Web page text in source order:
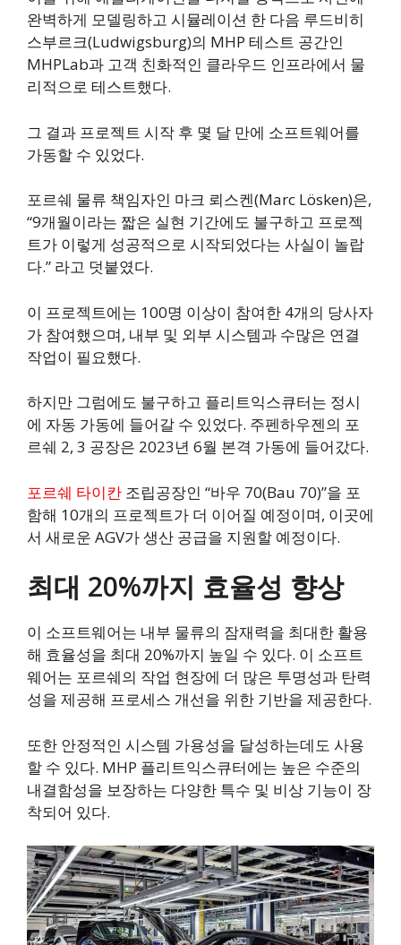
완벽하게 모델링하고 시뮬레이션 한 다음 루드비히
스부르크(Ludwigsburg)의 MHP 테스트 공간인
MHPLab과 고객 친화적인 클라우드 인프라에서 물
리적으로 테스트했다.
그 결과 프로젝트 시작 후 몇 달 만에 소프트웨어를
가동할 수 있었다.
포르쉐 물류 책임자인 마크 뢰스켄(Marc Lösken)은,
“9개월이라는 짧은 실현 기간에도 불구하고 프로젝
트가 이렇게 성공적으로 시작되었다는 사실이 놀랍
다.” 라고 덧붙였다.
이 프로젝트에는 100명 이상이 참여한 4개의 당사자
가 참여했으며, 내부 및 외부 시스템과 수많은 연결
작업이 필요했다.
하지만 그럼에도 불구하고 플리트익스큐터는 정시
에 자동 가동에 들어갈 수 있었다. 주펜하우젠의 포
르쉐 2, 3 공장은 2023년 6월 본격 가동에 들어갔다.
포르쉐 타이칸 조립공장인 “바우 70(Bau 70)”을 포
함해 10개의 프로젝트가 더 이어질 예정이며, 이곳에
서 새로운 AGV가 생산 공급을 지원할 예정이다.
최대 20%까지 효율성 향상
이 소프트웨어는 내부 물류의 잠재력을 최대한 활용
해 효율성을 최대 20%까지 높일 수 있다. 이 소프트
웨어는 포르쉐의 작업 현장에 더 많은 투명성과 탄력
성을 제공해 프로세스 개선을 위한 기반을 제공한다.
또한 안정적인 시스템 가용성을 달성하는데도 사용
할 수 있다. MHP 플리트익스큐터에는 높은 수준의
내결함성을 보장하는 다양한 특수 및 비상 기능이 장
착되어 있다.